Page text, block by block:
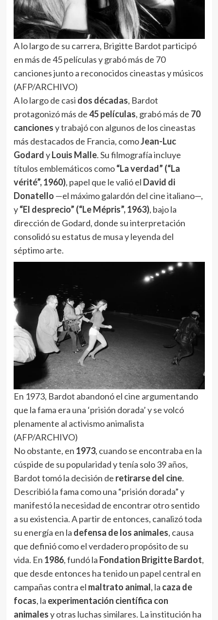
A lo largo de su carrera, Brigitte Bardot participó
en más de 45 películas y grabó más de 70
canciones junto a reconocidos cineastas y músicos
(AFP/ARCHIVO)
A lo largo de casi dos décadas, Bardot
protagonizó más de45 películas, grabó más de 70
cancionesy trabajó con algunos de los cineastas
más destacados de Francia, comoJean-Luc
GodardyLouis Malle. Su filmografía incluye
títulos emblemáticos como“La verdad” (“La
vérité”, 1960), papel que le valió el David di
Donatello —el máximo galardón del cine italiano—,
y“El desprecio” (“Le Mépris”, 1963), bajo la
dirección de Godard, donde su interpretación
consolidó su estatus de musa y leyenda del
séptimo arte.
En 1973, Bardot abandonó el cine argumentando
que la fama era una ‘prisión dorada’ y se volcó
plenamente al activismo animalista
(AFP/ARCHIVO)
No obstante, en 1973, cuando se encontraba en la
cúspide de su popularidad y tenía solo 39 años,
Bardot tomó la decisión de retirarse del cine.
Describió la fama como una “prisión dorada” y
manifestó la necesidad de encontrar otro sentido
a su existencia. A partir de entonces, canalizó toda
su energía en la defensa de los animales, causa
que definió como el verdadero propósito de su
vida. En 1986, fundó la Fondation Brigitte Bardot,
que desde entonces ha tenido un papel central en
campañas contra el maltrato animal, la caza de
focas, la experimentación científica con
animalesy otras luchas similares. La institución ha